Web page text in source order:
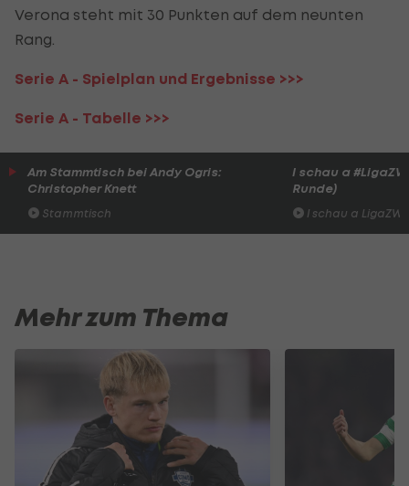
Verona steht mit 30 Punkten auf dem neunten
Rang.
Serie A - Spielplan und Ergebnisse >>>
Serie A - Tabelle >>>
Am Stammtisch bei Andy Ogris:
Christopher Knett
Stammtisch
I schau a
Runde)
I schau a LigaZWA
Mehr zum Thema